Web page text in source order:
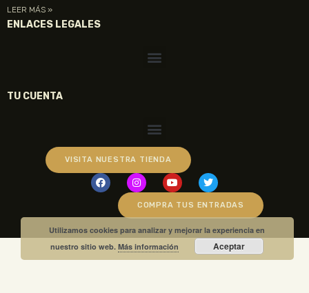
LEER MÁS »
ENLACES LEGALES
TU CUENTA
VISITA NUESTRA TIENDA
COMPRA TUS ENTRADAS
Utilizamos cookies para analizar y mejorar la experiencia en
nuestro sitio web.Más información Aceptar